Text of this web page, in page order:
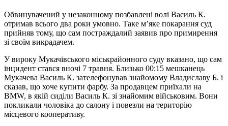
Обвинувачений у незаконному позбавлені волі Василь К.
отримав всього два роки умовно. Таке м’яке покарання суд
прийняв тому, що сам постраждалий заявив про примирення
зі своїм викрадачем.
У вироку Мукачівського міськрайонного суду вказано, що сам
інцидент стався вночі 7 травня. Близько 00:15 мешканець
Мукачева Василь К. зателефонував знайомому Владиславу Б. і
сказав, що хоче купити фарбу. За продавцем приїхали на
BMW, в якій сиділи Василь К. зі знайомим військовим. Вони
покликали чоловіка до салону і повезли на територію
місцевого кооперативу.